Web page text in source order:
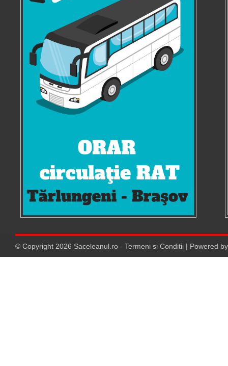
© Copyright 2026 Saceleanul.ro - Termeni si Conditii | Powered